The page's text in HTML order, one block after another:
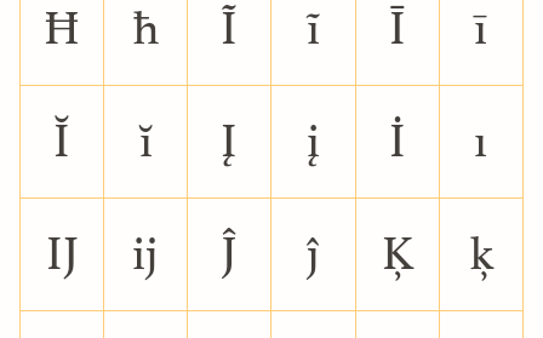
Ħ ħ Ĩ ĩ Ī ī
Ĭ ĭ Į į İ ı
Ĳ ĳ Ĵ ĵ Ķ ķ